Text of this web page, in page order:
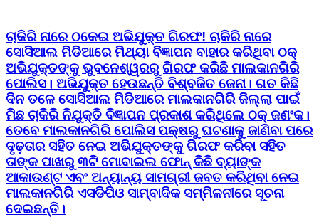
ଚାକିରି ନାରେ ଠକେଇ ଅଭିଯୁକ୍ତ ଗିରଫ! ଚାକିରି ନାରେ
ସୋସିଆଲ ମିଡିଆରେ ମିଥ୍ୟା ବିଜ୍ଞାପନ ବାହାର କରିଥିବା ଠକ୍
ଅଭିଯୁକ୍ତଙ୍କୁ ଭୁବନେଶ୍ୱରରୁ ଗିରଫ କରିଛି ମାଲକାନଗିରି
ପୋଲିସ। ଅଭିଯୁକ୍ତ ହେଉଛନ୍ତି ବିଶ୍ବଜିତ ଜେନା। ଗତ କିଛି
ଦିନ ତଳେ ସୋସିଆଲ ମିଡିଆରେ ମାଲକାନଗିରି ଜିଲ୍ଲା ପାଇଁ
ମିଛ ଚାକିରି ନିଯୁକ୍ତି ବିଜ୍ଞାପନ ପ୍ରକାଶ କରିଥିଲେ ଠକ୍ ଜଣଂକ।
ତେବେ ମାଲକାନଗିରି ପୋଲିସ ପକ୍ଷରୁ ଘଟଣାକୁ ଜାଣିବା ପରେ
ଦୃଢ଼ତାର ସହିତ ନେଇ ଅଭିଯୁକ୍ତଙ୍କୁ ଗିରଫ କରିବା ସହିତ
ତାଙ୍କ ପାଖରୁ ୩ଟି ମୋବାଇଲ ଫୋନ୍ କିଛି ବ୍ୟାଙ୍କ
ଆକାଉଣ୍ଟ ଏବଂ ଅନ୍ୟାନ୍ୟ ସାମଗ୍ରୀ ଜବତ କରିଥିବା ନେଇ
ମାଲକାନଗିରି ଏସଡିପିଓ ସାମ୍ବାଦିକ ସମ୍ମିଳନୀରେ ସୂଚନା
ଦେଇଛନ୍ତି।